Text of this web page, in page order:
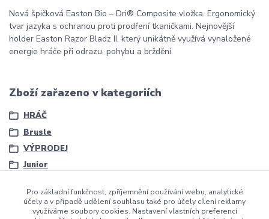
Nová špičková Easton Bio – Dri® Composite vložka. Ergonomický
tvar jazyka s ochranou proti prodření tkaničkami. Nejnovější
holder Easton Razor Bladz II, který unikátně využívá vynaložené
energie hráče při odrazu, pohybu a brždění.
Zboží zařazeno v kategoriích
HRÁČ
Brusle
VÝPRODEJ
Junior
Pro základní funkčnost, zpříjemnění používání webu, analytické
účely a v případě udělení souhlasu také pro účely cílení reklamy
využíváme soubory cookies. Nastavení vlastních preferencí